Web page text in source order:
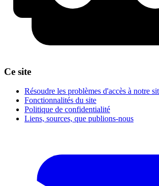
Ce site
Résoudre les problèmes d'accès à notre
Fonctionnalités du site
Politique de confidentialité
Liens, sources, que publions-nous